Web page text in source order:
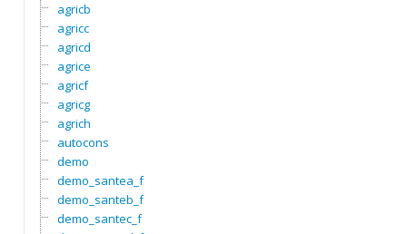
agricb
agricc
agricd
agrice
agricf
agricg
agrich
autocons
demo
demo_santea_f
demo_santeb_f
demo_santec_f